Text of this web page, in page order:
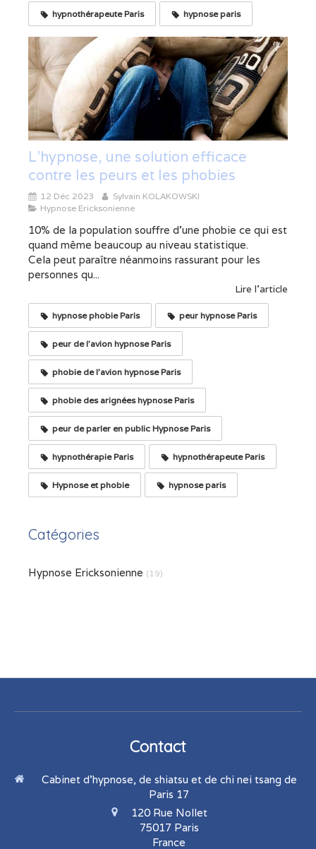
hypnothérapeute Paris hypnose paris
L'hypnose, une solution efficace
contre les peurs et les phobies
12 Déc 2023
Sylvain KOLAKOWSKI
Hypnose Ericksonienne
10% de la population souffre d’une phobie ce qui est
quand même beaucoup au niveau statistique.
Cela peut paraître néanmoins rassurant pour les
personnes qu...
Lire l'article
hypnose phobie Paris peur hypnose Paris
peur de l'avion hypnose Paris
phobie de l'avion hypnose Paris
phobie des arignées hypnose Paris
peur de parler en public Hypnose Paris
hypnothérapie Paris hypnothérapeute Paris
Hypnose et phobie hypnose paris
Catégories
Hypnose Ericksonienne (19)
Contact
Cabinet d'hypnose, de shiatsu et de chi nei tsang de
Paris 17
120 Rue Nollet
75017 Paris
France